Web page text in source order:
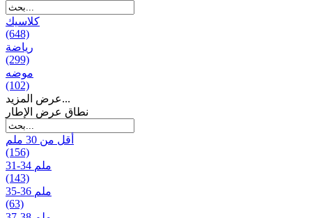
كلاسيك
(648)
رياضة
(299)
موضه
(102)
عرض المزيد...
نطاق عرض الإطار
أقل من 30 ملم
(156)
31-34 ملم
(143)
35-36 ملم
(63)